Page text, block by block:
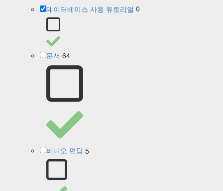
데이터베이스 사용 튜토리얼 0
문서 64
비디오 면담 5